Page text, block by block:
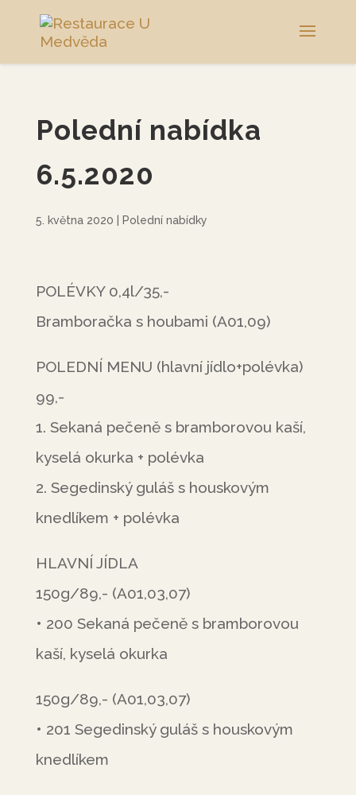
Polední nabídka
6.5.2020
5. května 2020 Polední nabídky
POLÉVKY 0,4l/35,-
Bramboračka s houbami (A01,09)
POLEDNÍ MENU (hlavní jídlo+polévka)
99,-
1. Sekaná pečeně s bramborovou kaší,
kyselá okurka + polévka
2. Segedinský guláš s houskovým
knedlíkem + polévka
HLAVNÍ JÍDLA
150g/89,- (A01,03,07)
• 200 Sekaná pečeně s bramborovou
kaší, kyselá okurka
150g/89,- (A01,03,07)
• 201 Segedinský guláš s houskovým
knedlíkem